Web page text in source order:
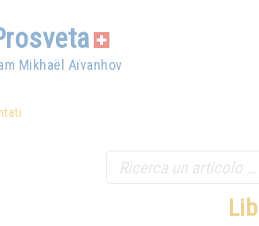
Mikhaël Aïvanhov